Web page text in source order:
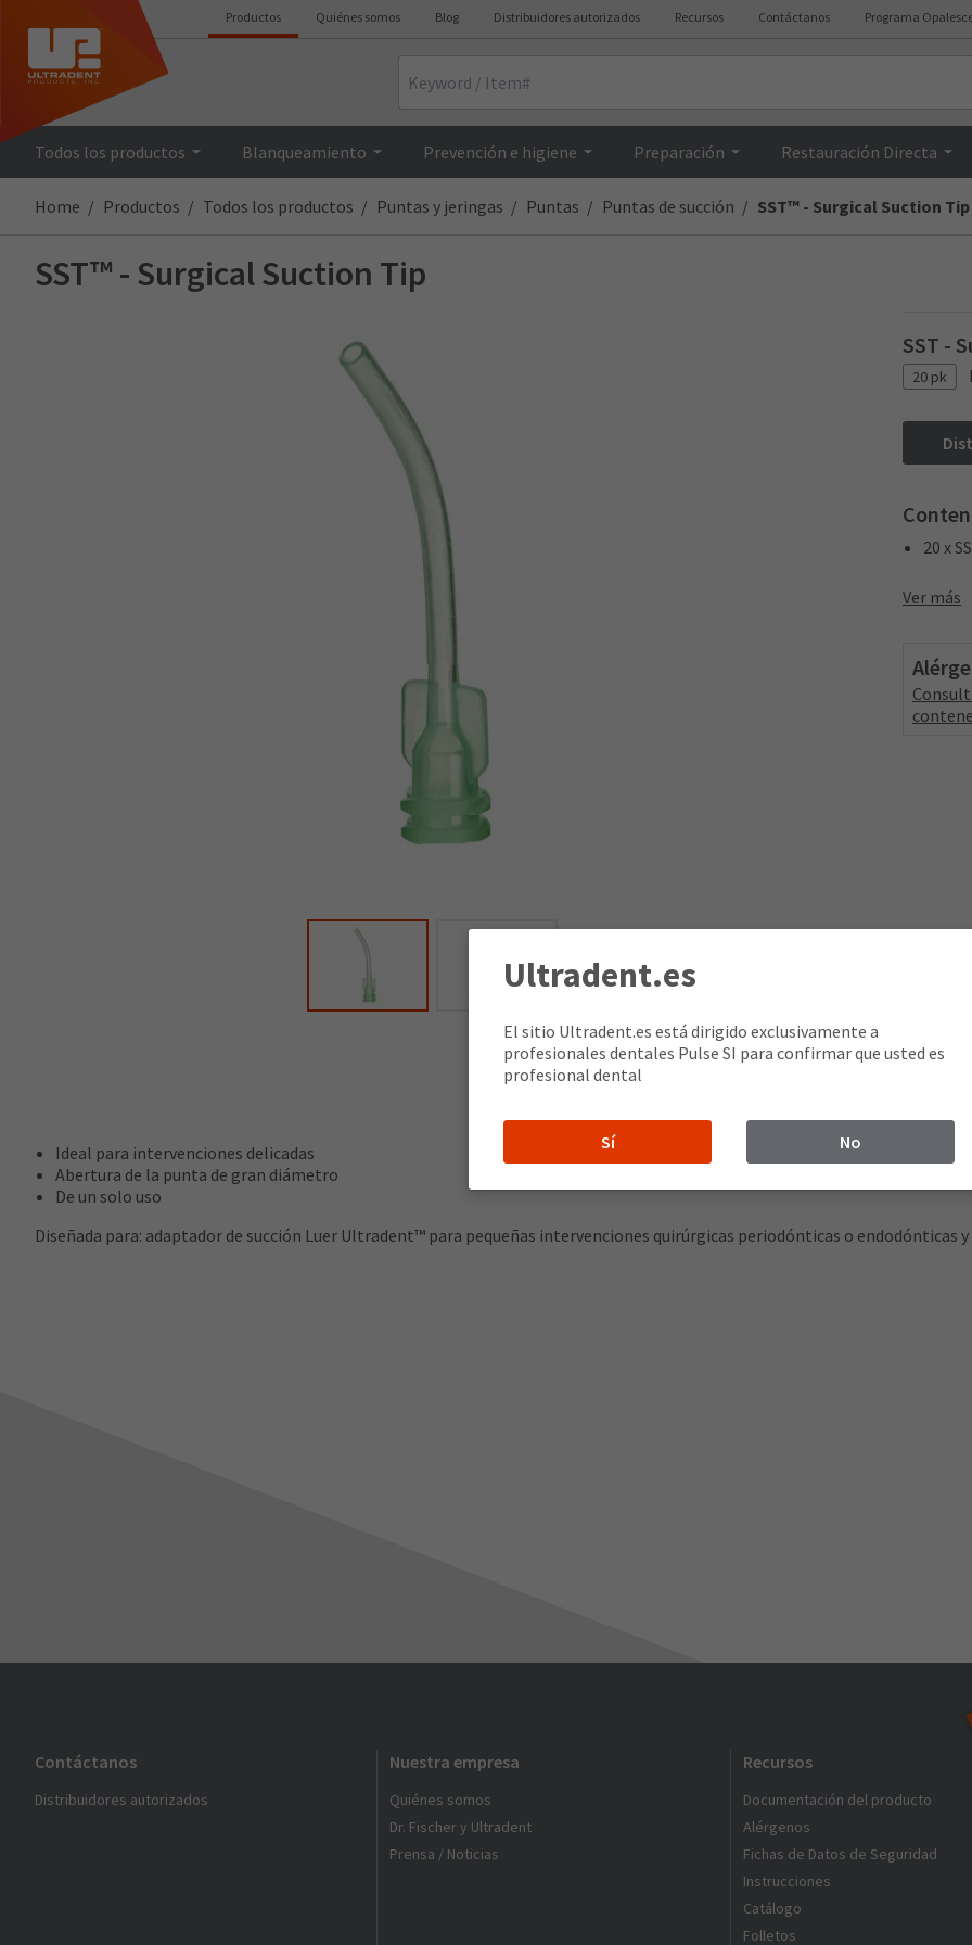
Productos Quiénes somos Blog Distribuidores autorizados Recursos Contáctanos Programa
Todos los productos Blanqueamiento Prevención e higiene Preparación Restauración Directa
Home Productos Todos los productos Puntas y jeringas Puntas Puntas de succión SST™ - Surgical Suction Tip
SST™ - Surgical Suction Tip
SST -
20 pk
20 x
Ver más
Ideal para intervenciones delicadas
Abertura de la punta de gran diámetro
De un solo uso
Diseñada para: adaptador de succión Luer Ultradent™ para pequeñas intervenciones quirúrgicas periodónticas o endodónticas
Contáctanos
Distribuidores autorizados
Nuestra empresa
Quiénes somos
Dr. Fischer y Ultradent
Prensa / Noticias
Recursos
Documentación del producto
Alérgenos
Fichas de Datos de Seguridad
Instrucciones
Catálogo
Folletos
Ultradent.es
El sitio Ultradent.es está dirigido exclusivamente a
profesionales dentales Pulse SI para confirmar que usted es
profesional dental
Sí No